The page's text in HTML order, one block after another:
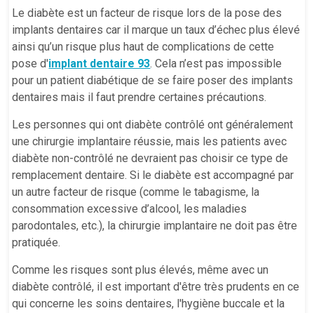
Le diabète est un facteur de risque lors de la pose des
implants dentaires car il marque un taux d’échec plus élevé
ainsi qu’un risque plus haut de complications de cette
pose d'implant dentaire 93. Cela n’est pas impossible
pour un patient diabétique de se faire poser des implants
dentaires mais il faut prendre certaines précautions.
Les personnes qui ont diabète contrôlé ont généralement
une chirurgie implantaire réussie, mais les patients avec
diabète non-contrôlé ne devraient pas choisir ce type de
remplacement dentaire. Si le diabète est accompagné par
un autre facteur de risque (comme le tabagisme, la
consommation excessive d’alcool, les maladies
parodontales, etc.), la chirurgie implantaire ne doit pas être
pratiquée.
Comme les risques sont plus élevés, même avec un
diabète contrôlé, il est important d'être très prudents en ce
qui concerne les soins dentaires, l'hygiène buccale et la